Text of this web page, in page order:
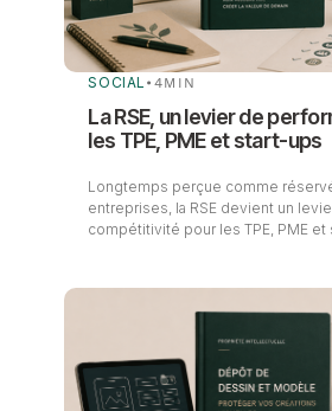
SOCIAL • 4MIN
La RSE, un levier de
les TPE, PME et start-ups
Longtemps perçue comme
entreprises, la RSE devient un
compétitivité pour les TPE, PME et